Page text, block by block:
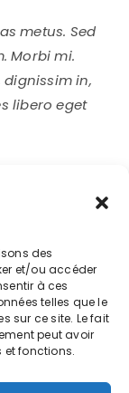
des
et/ou accéder
à ces
telles que le
sur ce site. Le fait
peut avoir
et fonctions.
metus. Sed
Morbi mi.
dignissim in,
libero eget
et,
in purus
lectus.
ipsum
elit. Integer
dapibus